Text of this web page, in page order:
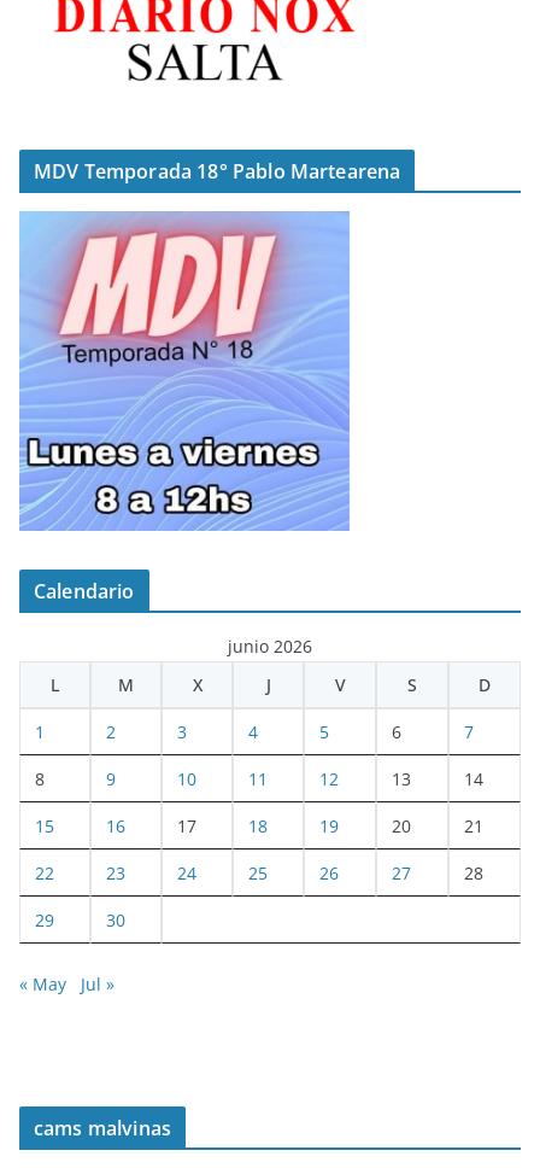
MDV Temporada 18° Pablo Martearena
Calendario
junio 2026
L
M X J V S D
1 2 3 4 5 6 7
8 9 10 11 12 13 14
15 16 17 18 19 20 21
22 23 24 25 26 27 28
29 30
« May Jul »
cams malvinas